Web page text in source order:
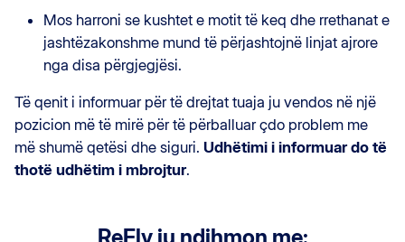
Mos harroni se kushtet e motit të keq dhe rrethanat e
jashtëzakonshme mund të përjashtojnë linjat ajrore
nga disa përgjegjësi.
Të qenit i informuar për të drejtat tuaja ju vendos në një
pozicion më të mirë për të përballuar çdo problem me
më shumë qetësi dhe siguri. Udhëtimi i informuar do të
thotë udhëtim i mbrojtur.